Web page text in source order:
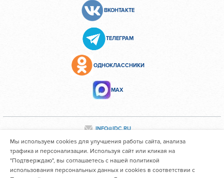
ВКОНТАКТЕ
ТЕЛЕГРАМ
ОДНОКЛАССНИКИ
МАХ
INFO@IDC.RU
Все персональные данные сотрудников размещены с их
согласия
Мы используем cookies для улучшения работы сайта, анализа
трафика и персонализации. Используя сайт или кликая на
"Подтверждаю", вы соглашаетесь с нашей политикой
использования персональных данных и cookies в соответствии с